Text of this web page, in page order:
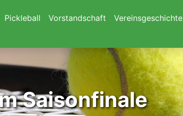
Pickleball Vorstandschaft Vereinsgeschichte
Saisonfinale